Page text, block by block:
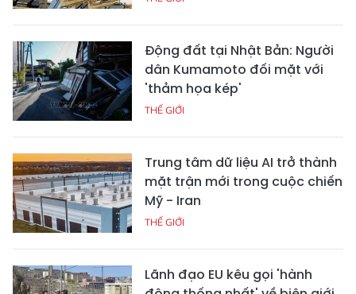
Động đất tại Nhật Bản: Người
dân Kumamoto đối mặt với
'thảm họa kép'
THẾ GIỚI
Trung tâm dữ liệu AI trở thành
mặt trận mới trong cuộc chiến
Mỹ - Iran
THẾ GIỚI
Lãnh đạo EU kêu gọi 'hành